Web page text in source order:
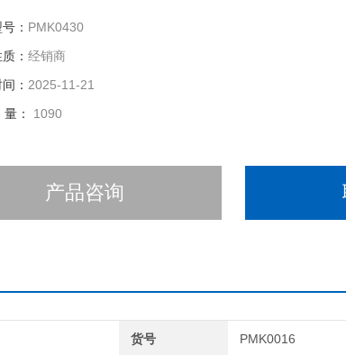
： PMK0430
： 经销商
： 2025-11-21
： 1090
产品咨询
货号 PMK0016